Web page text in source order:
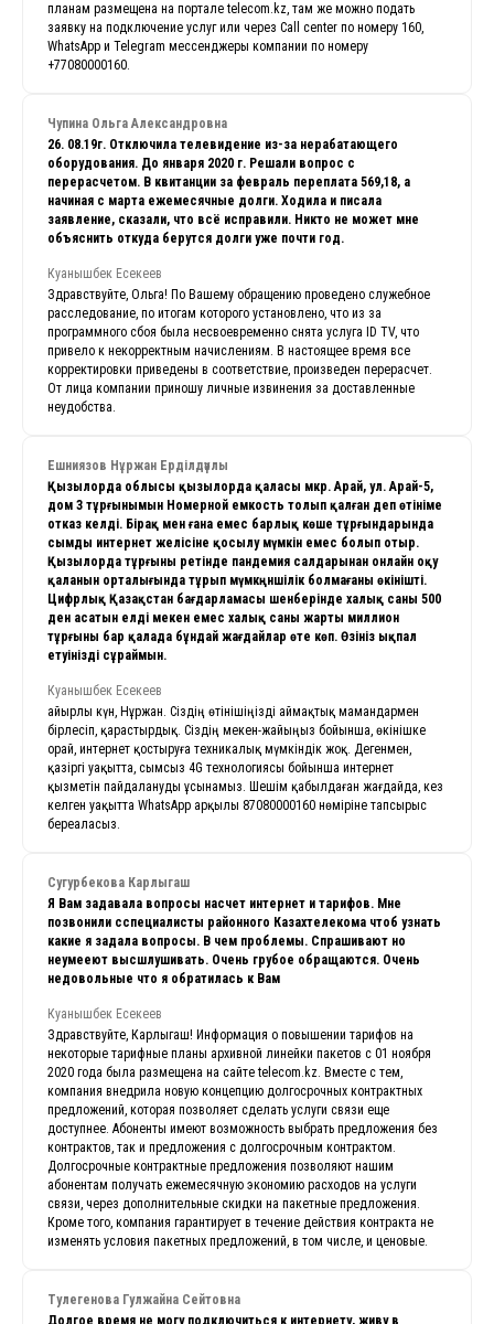
планам размещена на портале telecom.kz, там же можно подать
заявку на подключение услуг или через Call center по номеру 160,
WhatsApp и Telegram мессенджеры компании по номеру
+77080000160.
Чупина Ольга Александровна
26. 08.19г. Отключила телевидение из-за нерабатающего
оборудования. До января 2020 г. Решали вопрос с
перерасчетом. В квитанции за февраль переплата 569,18, а
начиная с марта ежемесячные долги. Ходила и писала
заявление, сказали, что всё исправили. Никто не может мне
объяснить откуда берутся долги уже почти год.
Куанышбек Есекеев
Здравствуйте, Ольга! По Вашему обращению проведено служебное
расследование, по итогам которого установлено, что из за
программного сбоя была несвоевременно снята услуга ID TV, что
привело к некорректным начислениям. В настоящее время все
корректировки приведены в соответствие, произведен перерасчет.
От лица компании приношу личные извинения за доставленные
неудобства.
Ешниязов Нұржан Ерділдәұлы
Қызылорда облысы қызылорда қаласы мкр. Арай, ул. Арай-5,
дом 3 тұрғынымын Номерной емкость толып қалған деп өтініме
отказ келді. Бірақ мен ғана емес барлық көше тұрғындарында
сымды интернет желісіне қосылу мүмкін емес болып отыр.
Қызылорда тұрғыны ретінде пандемия салдарынан онлайн оқу
қаланын орталығында тұрып мүмкңншілік болмағаны өкінішті.
Цифрлық Қазақстан бағдарламасы шенберінде халық саны 500
ден асатын елді мекен емес халық саны жарты миллион
тұрғыны бар қалада бұндай жағдайлар өте көп. Өзініз ықпал
етуінізді сұраймын.
Куанышбек Есекеев
Қайырлы күн, Нұржан. Сіздің өтінішіңізді аймақтық мамандармен
бірлесіп, қарастырдық. Сіздің мекен-жайыңыз бойынша, өкінішке
орай, интернет қостыруға техникалық мүмкіндік жоқ. Дегенмен,
қазіргі уақытта, сымсыз 4G технологиясы бойынша интернет
қызметін пайдалануды ұсынамыз. Шешім қабылдаған жағдайда, кез
келген уақытта WhatsApp арқылы 87080000160 нөміріне тапсырыс
береаласыз.
Сугурбекова Карлыгаш
Я Вам задавала вопросы насчет интернет и тарифов. Мне
позвонили сспециалисты районного Казахтелекома чтоб узнать
какие я задала вопросы. В чем проблемы. Спрашивают но
неумееют высшлушивать. Очень грубое обращаются. Очень
недовольные что я обратилась к Вам
Куанышбек Есекеев
Здравствуйте, Карлыгаш! Информация о повышении тарифов на
некоторые тарифные планы архивной линейки пакетов с 01 ноября
2020 года была размещена на сайте telecom.kz. Вместе с тем,
компания внедрила новую концепцию долгосрочных контрактных
предложений, которая позволяет сделать услуги связи еще
доступнее. Абоненты имеют возможность выбрать предложения без
контрактов, так и предложения с долгосрочным контрактом.
Долгосрочные контрактные предложения позволяют нашим
абонентам получать ежемесячную экономию расходов на услуги
связи, через дополнительные скидки на пакетные предложения.
Кроме того, компания гарантирует в течение действия контракта не
изменять условия пакетных предложений, в том числе, и ценовые.
Тулегенова Гулжайна Сейтовна
Долгое время не могу подключиться к интернету, живу в